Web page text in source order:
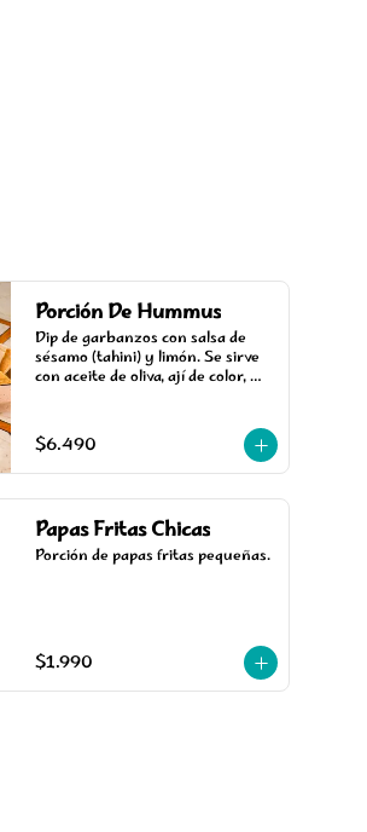
Porción De Hummus
Dip de garbanzos con salsa de
sésamo (tahini) y limón. Se sirve
con aceite de oliva, ají de color,
$6.490
Papas Fritas Chicas
Porción de papas fritas pequeñas.
$1.990